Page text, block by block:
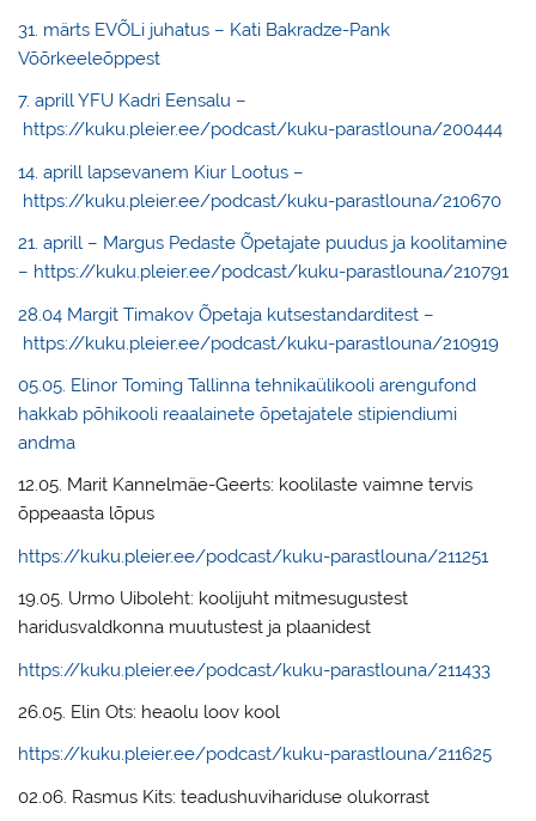
31. märts EVÕLi juhatus – Kati Bakradze-Pank
Võõrkeeleõppest
7. aprill YFU Kadri Eensalu –
https://kuku.pleier.ee/podcast/kuku-parastlouna/200444
14. aprill lapsevanem Kiur Lootus –
https://kuku.pleier.ee/podcast/kuku-parastlouna/210670
21. aprill – Margus Pedaste Õpetajate puudus ja koolitamine
– https://kuku.pleier.ee/podcast/kuku-parastlouna/210791
28.04 Margit Timakov Õpetaja kutsestandarditest –
https://kuku.pleier.ee/podcast/kuku-parastlouna/210919
05.05. Elinor Toming Tallinna tehnikaülikooli arengufond
hakkab põhikooli reaalainete õpetajatele stipiendiumi
andma
12.05. Marit Kannelmäe-Geerts: koolilaste vaimne tervis
õppeaasta lõpus
https://kuku.pleier.ee/podcast/kuku-parastlouna/211251
19.05. Urmo Uiboleht: koolijuht mitmesugustest
haridusvaldkonna muutustest ja plaanidest
https://kuku.pleier.ee/podcast/kuku-parastlouna/211433
26.05. Elin Ots: heaolu loov kool
https://kuku.pleier.ee/podcast/kuku-parastlouna/211625
02.06. Rasmus Kits: teadushuvihariduse olukorrast